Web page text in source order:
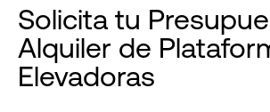
Solicita tu
Alquiler de
Elevadoras